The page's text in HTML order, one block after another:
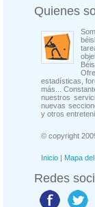
Quienes
estadísticas,
más...
nuestros
nuevas
y otros
© copyright
Inicio | Mapa
Redes